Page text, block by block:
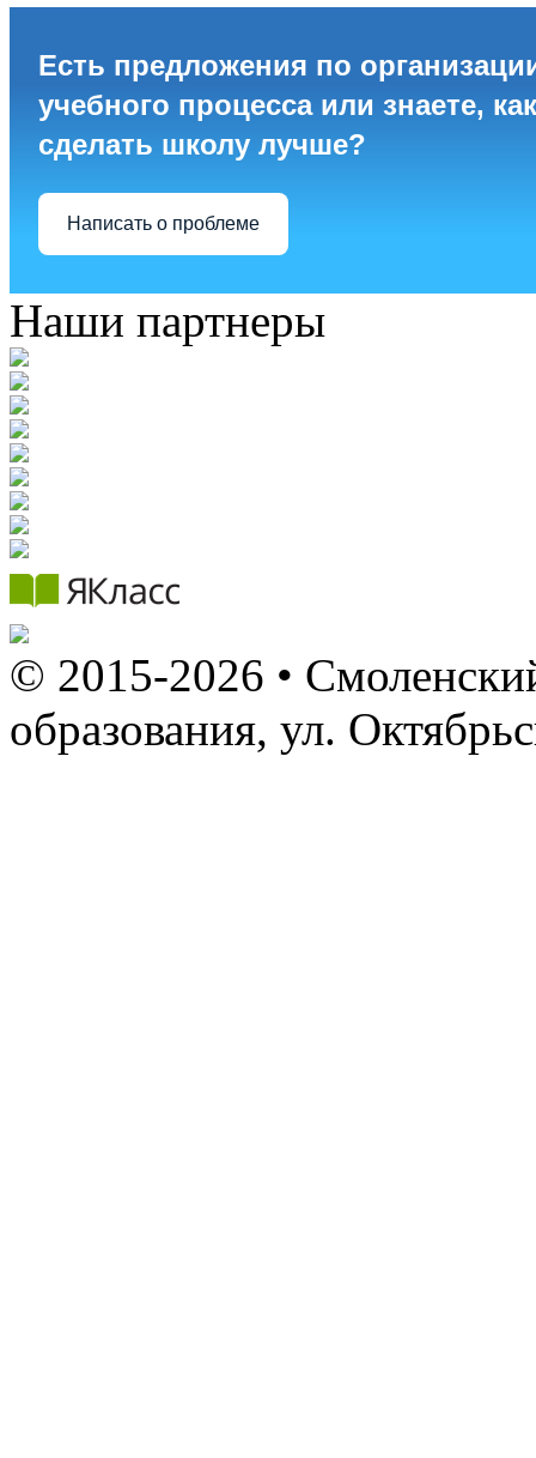
Есть предложения по
учебного процесса или знаете, как
сделать школу лучше?
Написать о проблеме
Наши партнеры
© 2015-2026 •
образования, ул.